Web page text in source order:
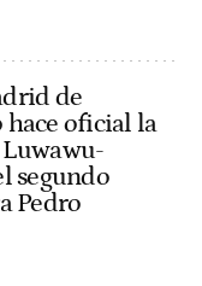
de
hace oficial la
segundo
Pedro